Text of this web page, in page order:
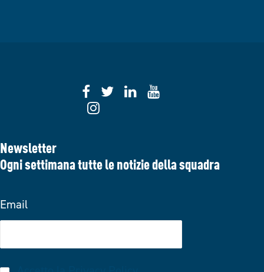
Newsletter
Ogni settimana tutte le notizie della squadra
Email